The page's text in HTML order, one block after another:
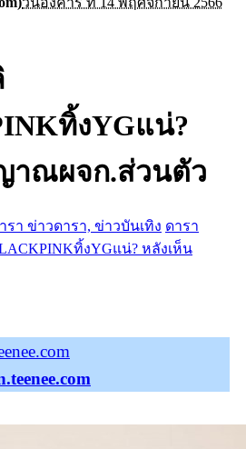
ทิ้งYGแน่?
าณผจก.ส่วนตัว
รา ข่าวดารา, ข่าวบันเทิง ดารา
ทิ้งYGแน่? หลังเห็น